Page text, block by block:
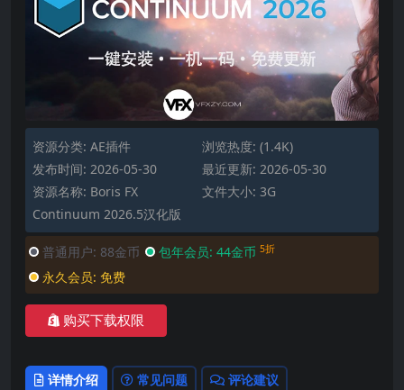
资源分类: AE插件
浏览热度: (1.4K)
发布时间: 2026-05-30
最近更新: 2026-05-30
资源名称: Boris FX
Continuum 2026.5汉化版
文件大小: 3G
普通用户: 88金币 包年会员: 44金币 5折
永久会员: 免费
购买下载权限
详情介绍 常见问题 评论建议